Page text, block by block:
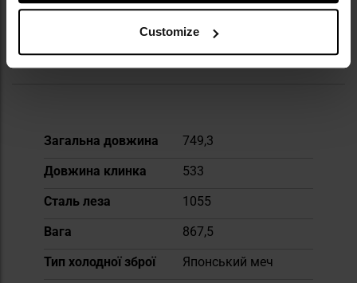
Customize
високу якість продукції.
ТЕХНІЧНІ ДАНІ
Докладніше
Загальна довжина
749,3
Довжина клинка
533
Сталь леза
1055
Вага
867,5
Тип холодної зброї
Японський меч